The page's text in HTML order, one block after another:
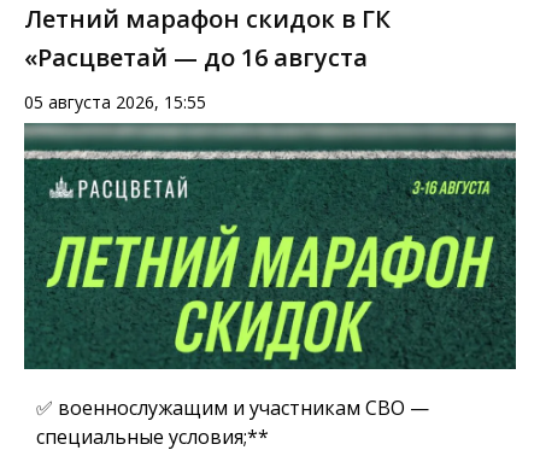
Летний марафон скидок в ГК
«Расцветай — до 16 августа
05 августа 2026, 15:55
✅ военнослужащим и участникам СВО —
специальные условия;**